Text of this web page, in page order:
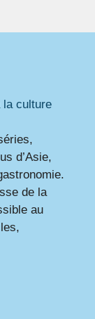
la culture
d’Asie,
de la
au